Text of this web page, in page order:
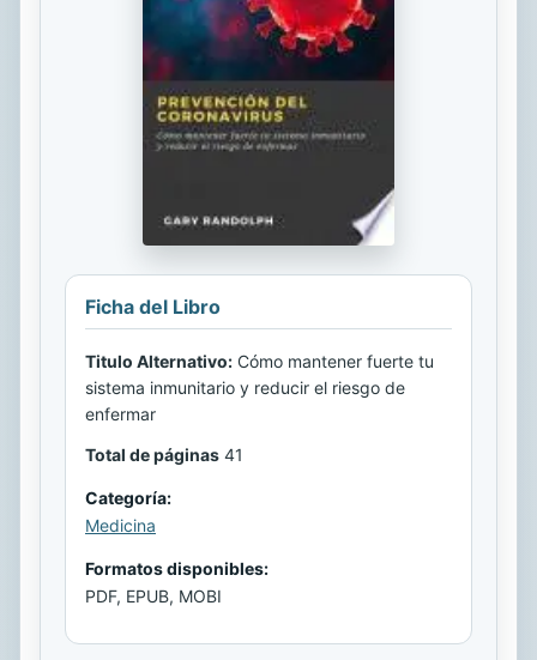
Ficha del Libro
Titulo Alternativo: Cómo mantener fuerte tu
sistema inmunitario y reducir el riesgo de
enfermar
Total de páginas 41
Categoría:
Medicina
Formatos disponibles:
PDF, EPUB, MOBI